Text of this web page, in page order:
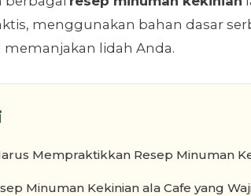
menggunakan bahan dasar
lidah Anda.
Mempraktikkan Resep Minuman
Minuman Kekinian ala Cafe yang